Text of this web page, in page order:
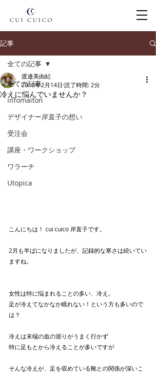
記事
全ての記事
infomaiton
デザイナー岸直子の想い
受注会
講座・ワークショップ
ワラーチ
Utopica
全ての記事
冷えに悩んでいませんか？
渡邉美由紀
2018年2月14日 読了時間: 2分
こんにちは！ cui cuico 岸直子です。
2月も半ばになりましたが、記録的な寒さは続いてい
ますね。
女性は特に悩まれることの多い、冷え。
足が冷えてなかなか眠れない！という方も多いので
は？
冷えは末端の血の巡りがうまく行かず
特に足もとから冷えることが多いですが
そんな冷えが、足を収めている靴との関係が深いこ